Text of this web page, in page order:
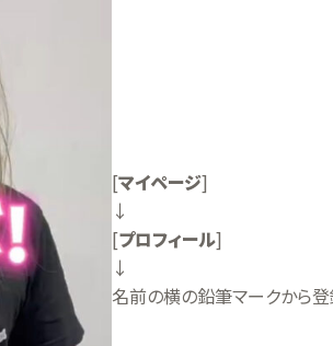
[マイページ]
↓
[プロフィール]
↓
名前の横の鉛筆マークから